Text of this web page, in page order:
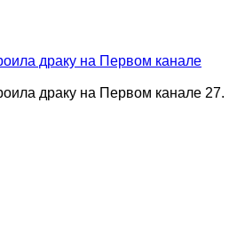
драку на Первом канале
драку на Первом канале 27.